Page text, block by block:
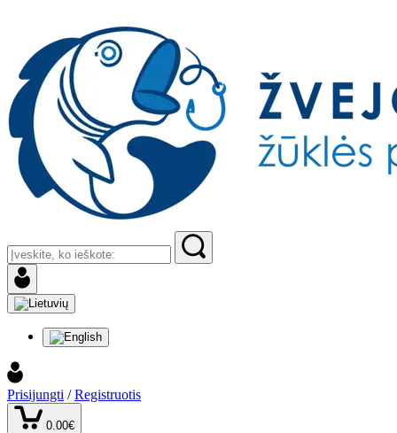
Prisijungti / Registruotis
0.00€